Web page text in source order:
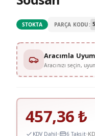
STOKTA PARÇA KODU:
Aracımla
Aracınızı seçin,
457,36₺
KDV Dahil 6 Taksit